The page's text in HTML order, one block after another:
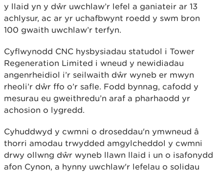
y llaid yn y dŵr uwchlaw’r lefel a ganiateir ar 13
achlysur, ac ar yr uchafbwynt roedd y swm bron
100 gwaith uwchlaw’r terfyn.
Cyflwynodd CNC hysbysiadau statudol i Tower
Regeneration Limited i wneud y newidiadau
angenrheidiol i’r seilwaith dŵr wyneb er mwyn
rheoli’r dŵr ffo o’r safle. Fodd bynnag, cafodd y
mesurau eu gweithredu’n araf a pharhaodd yr
achosion o lygredd.
Cyhuddwyd y cwmni o droseddau'n ymwneud â
thorri amodau trwydded amgylcheddol y cwmni
drwy ollwng dŵr wyneb llawn llaid i un o isafonydd
afon Cynon, a hynny uwchlaw'r lefelau o solidau